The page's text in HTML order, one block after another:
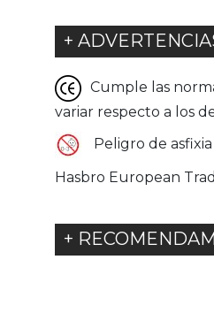
+
Cumple las
variar respecto a los
Peligro de
Hasbro European
+